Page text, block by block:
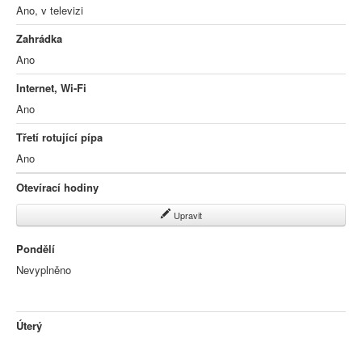
Ano, v televizi
Zahrádka
Ano
Internet, Wi-Fi
Ano
Třetí rotující pípa
Ano
Otevírací hodiny
Upravit
Pondělí
Nevyplněno
Úterý